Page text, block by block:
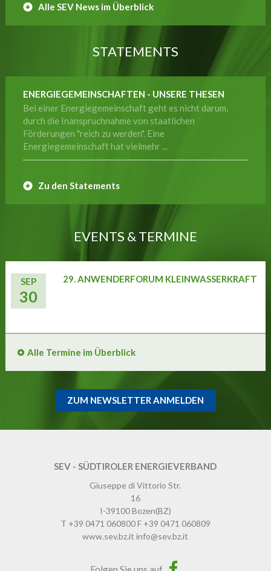
Alle SEV News im Überblick
STATEMENTS
ENERGIEGEMEINSCHAFTEN - UNSERE THESEN
Bei einer Energiegemeinschaft geht es nicht darum,
durch die Inanspruchnahme von staatlichen
Förderungen "reich zu werden". Eine
Energiegemeinschaft hat vielmehr ...
Zu den Statements
EVENTS & TERMINE
SEP
30
29. ANWENDERFORUM KLEINWASSERKRAFT
Alle Termine im Überblick
ZUM NEWSLETTER ANMELDEN
SEV - SÜDTIROLER ENERGIEVERBAND
Giuseppe di Vittorio Str.
16
I-39100Bozen(BZ)
T +39 0471 060800F +39 0471 060809
www.sev.bz.it info@sev.bz.it